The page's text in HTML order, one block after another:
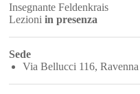
Insegnante Feldenkrais
Lezioni in presenza
Sede
Via Bellucci 116, Ravenna